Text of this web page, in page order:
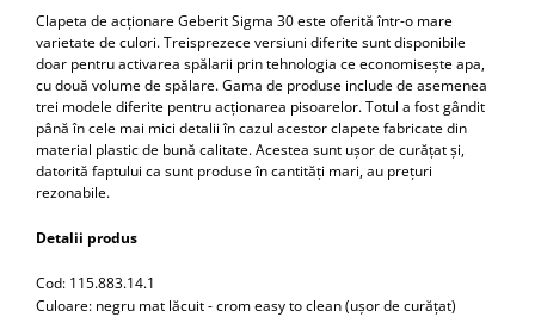
Vase WC suspendate
WC pentru persoane cu dizabilitati
Capace
Capace WC softclose
Capace WC clasice
Capace bideuri
Clapeta de acţionare Geberit Sigma 30 este oferită într-o mare
varietate de culori. Treisprezece versiuni diferite sunt disponibile
doar pentru activarea spălarii prin tehnologia ce economiseşte apa,
cu două volume de spălare. Gama de produse include de asemenea
trei modele diferite pentru acţionarea pisoarelor. Totul a fost gândit
până în cele mai mici detalii în cazul acestor clapete fabricate din
material plastic de bună calitate. Acestea sunt uşor de curăţat şi,
datorită faptului ca sunt produse în cantităţi mari, au preţuri
rezonabile.
Detalii produs
Cod: 115.883.14.1
Culoare: negru mat lăcuit - crom easy to clean (ușor de curățat)